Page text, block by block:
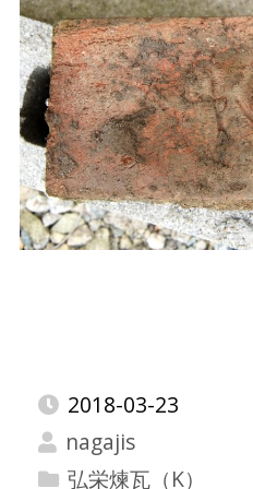
2018-03-23
nagajis
弘栄煉瓦（K）